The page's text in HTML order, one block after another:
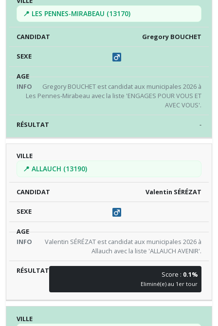
📍 LES PENNES-MIRABEAU (13170)
Gregory BOUCHET
Gregory BOUCHET est candidat aux municipales 2026 à
Les Pennes-Mirabeau avec la liste 'ENGAGES POUR VOUS ET
AVEC VOUS'.
-
📍 ALLAUCH (13190)
Valentin SÉRÉZAT
Valentin SÉRÉZAT est candidat aux municipales 2026 à
Allauch avec la liste 'ALLAUCH AVENIR'.
Score : 0.1%
Eliminé(e) au 1er tour